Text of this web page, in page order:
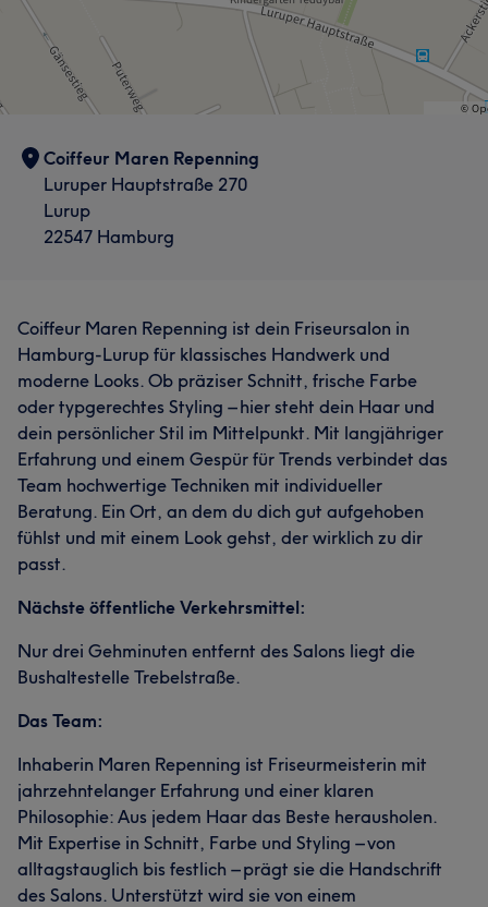
Coiffeur Maren Repenning
Luruper Hauptstraße 270
Lurup
22547 Hamburg
Coiffeur Maren Repenning ist dein Friseursalon in
Hamburg-Lurup für klassisches Handwerk und
moderne Looks. Ob präziser Schnitt, frische Farbe
oder typgerechtes Styling – hier steht dein Haar und
dein persönlicher Stil im Mittelpunkt. Mit langjähriger
Erfahrung und einem Gespür für Trends verbindet das
Team hochwertige Techniken mit individueller
Beratung. Ein Ort, an dem du dich gut aufgehoben
fühlst und mit einem Look gehst, der wirklich zu dir
passt.
Nächste öffentliche Verkehrsmittel:
Nur drei Gehminuten entfernt des Salons liegt die
Bushaltestelle Trebelstraße.
Das Team:
Inhaberin Maren Repenning ist Friseurmeisterin mit
jahrzehntelanger Erfahrung und einer klaren
Philosophie: Aus jedem Haar das Beste herausholen.
Mit Expertise in Schnitt, Farbe und Styling – von
alltagstauglich bis festlich – prägt sie die Handschrift
des Salons. Unterstützt wird sie von einem